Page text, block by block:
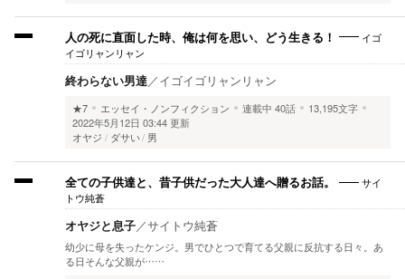
人の死に直面した時、俺は何を思い、どう生きる！
イゴ
イゴリャンリャン
終わらない男達／イゴイゴリャンリャン
★7 エッセイ・ノンフィクション 連載中 40話
13,195文字
2022年5月12日 03:44 更新
オヤジ
ダサい 男
全ての子供達と、昔子供だった大人達へ贈るお話。
サイ
トウ純蒼
オヤジと息子／サイトウ純蒼
幼少に母を失ったケンジ。男でひとつで育てる父親に反抗する日々。あ
る日そんな父親が……